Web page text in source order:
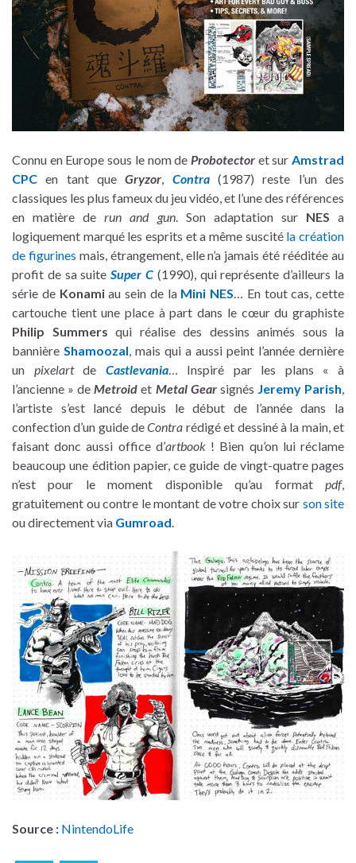
Connu en Europe sous le nom de Probotectoret surAmstrad
CPC en tant queGryzor, Contra(1987) reste l’un des
classiques les plus fameux du jeu vidéo, et l’une des références
en matière derun and gun. Son adaptation sur NES a
logiquement marqué les esprits et a même suscité la création
de figurines mais, étrangement, elle n’a jamais été rééditée au
profit de sa suiteSuper C (1990), qui représente d’ailleurs la
série de Konamiau sein de la Mini NES… En tout cas, cette
cartouche tient une place à part dans le cœur du graphiste
Philip Summers qui réalise des dessins animés sous la
bannière Shamoozal, mais qui a aussi peint l’année dernière
un pixelartde Castlevania… Inspiré par les plans « à
l’ancienne » deMetroid et Metal Gearsignés Jeremy Parish,
l’artiste s’est lancé depuis le début de l’année dans la
confection d’un guide deContra rédigé et dessiné à la main, et
faisant donc aussi office d’artbook! Bien qu’on lui réclame
beaucoup une édition papier, ce guide de vingt-quatre pages
n’est pour le moment disponible qu’au format pdf,
gratuitement ou contre le montant de votre choix sur son site
ou directement via Gumroad.
Source : NintendoLife